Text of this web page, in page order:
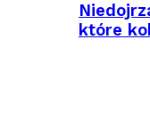
które